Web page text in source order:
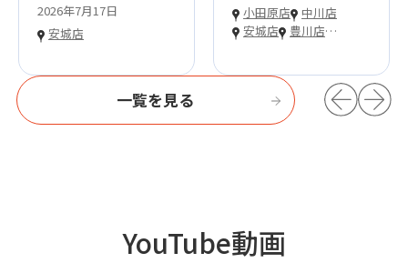
一覧を見る
2026年7月17日
安城店
小田原店
中川店
安城店
豊川店…
YouTube動画